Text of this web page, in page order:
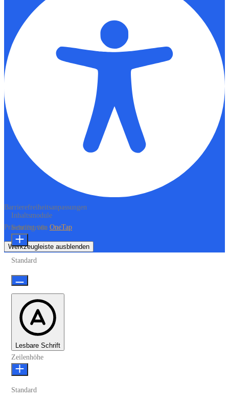
Barrierefreiheitsanpassungen
Präsentiert von OneTap
Werkzeugleiste ausblenden
Inhaltsmodule
Schriftgröße
Standard
Lesbare Schrift
Zeilenhöhe
Standard